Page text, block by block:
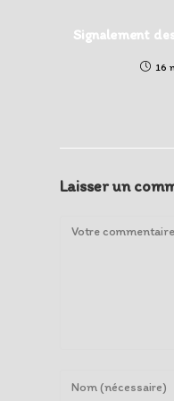
Signalement
16
Laisser un
Comment